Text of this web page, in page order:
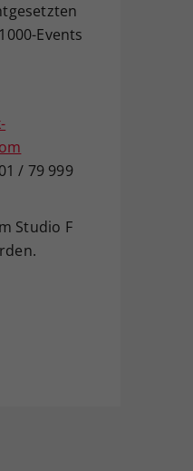
Events
/ 79 999
Studio F